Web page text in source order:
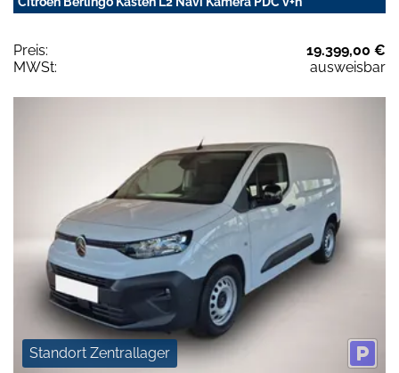
Preis:
19.399,00 €
MWSt:
ausweisbar
Standort Zentrallager